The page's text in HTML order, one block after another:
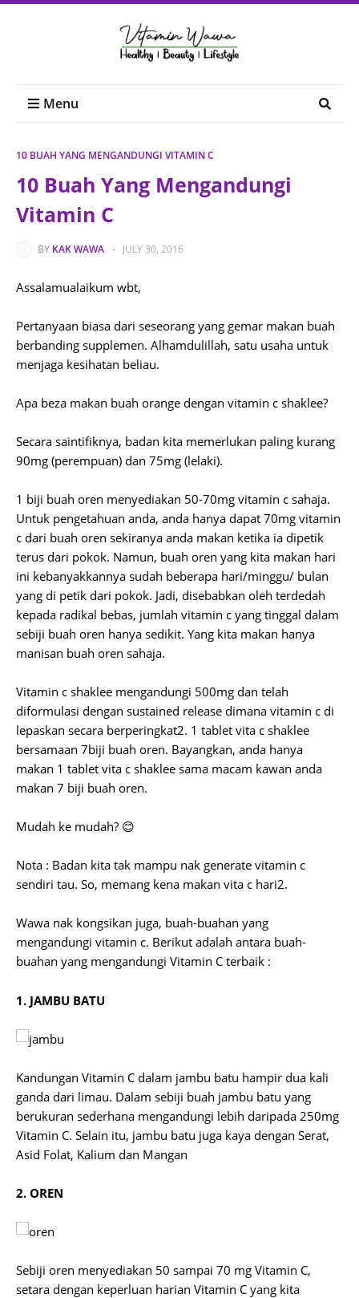
Menu
10 BUAH YANG MENGANDUNGI VITAMIN C
10 Buah Yang Mengandungi
Vitamin C
BY KAK WAWA - JULY 30, 2016
Assalamualaikum wbt,
Pertanyaan biasa dari seseorang yang gemar makan buah
berbanding supplemen. Alhamdulillah, satu usaha untuk
menjaga kesihatan beliau.
Apa beza makan buah orange dengan vitamin c shaklee?
Secara saintifiknya, badan kita memerlukan paling kurang
90mg (perempuan) dan 75mg (lelaki).
1 biji buah oren menyediakan 50-70mg vitamin c sahaja.
Untuk pengetahuan anda, anda hanya dapat 70mg vitamin
c dari buah oren sekiranya anda makan ketika ia dipetik
terus dari pokok. Namun, buah oren yang kita makan hari
ini kebanyakkannya sudah beberapa hari/minggu/ bulan
yang di petik dari pokok. Jadi, disebabkan oleh terdedah
kepada radikal bebas, jumlah vitamin c yang tinggal dalam
sebiji buah oren hanya sedikit. Yang kita makan hanya
manisan buah oren sahaja.
Vitamin c shaklee mengandungi 500mg dan telah
diformulasi dengan sustained release dimana vitamin c di
lepaskan secara berperingkat2. 1 tablet vita c shaklee
bersamaan 7biji buah oren. Bayangkan, anda hanya
makan 1 tablet vita c shaklee sama macam kawan anda
makan 7 biji buah oren.
Mudah ke mudah? 😊
Nota : Badan kita tak mampu nak generate vitamin c
sendiri tau. So, memang kena makan vita c hari2.
Wawa nak kongsikan juga, buah-buahan yang
mengandungi vitamin c. Berikut adalah antara buah-
buahan yang mengandungi Vitamin C terbaik :
1. JAMBU BATU
Kandungan Vitamin C dalam jambu batu hampir dua kali
ganda dari limau. Dalam sebiji buah jambu batu yang
berukuran sederhana mengandungi lebih daripada 250mg
Vitamin C. Selain itu, jambu batu juga kaya dengan Serat,
Asid Folat, Kalium dan Mangan
2. OREN
Sebiji oren menyediakan 50 sampai 70 mg Vitamin C,
setara dengan keperluan harian Vitamin C yang kita